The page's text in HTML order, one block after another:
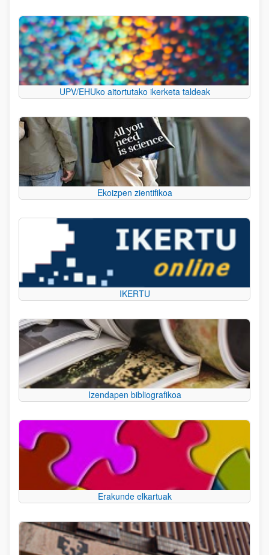
UPV/EHUko aitortutako ikerketa taldeak
Ekoizpen zientifikoa
IKERTU
Izendapen bibliografikoa
Erakunde elkartuak